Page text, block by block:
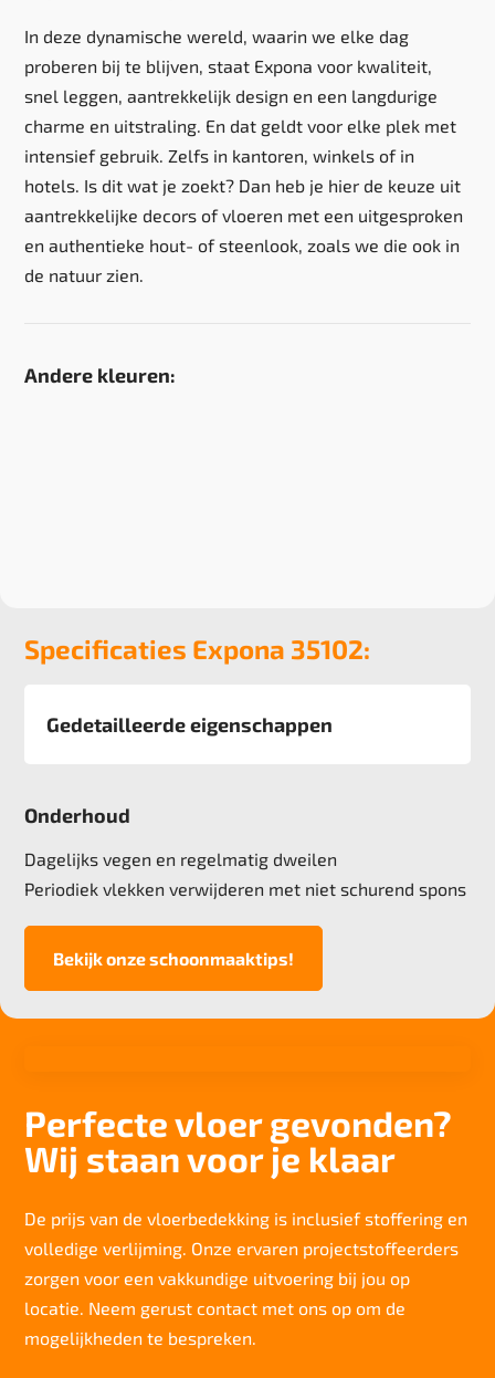
In deze dynamische wereld, waarin we elke dag
proberen bij te blijven, staat Expona voor kwaliteit,
snel leggen, aantrekkelijk design en een langdurige
charme en uitstraling. En dat geldt voor elke plek met
intensief gebruik. Zelfs in kantoren, winkels of in
hotels. Is dit wat je zoekt? Dan heb je hier de keuze uit
aantrekkelijke decors of vloeren met een uitgesproken
en authentieke hout- of steenlook, zoals we die ook in
de natuur zien.
Andere kleuren:
Specificaties Expona 35102:
Gedetailleerde eigenschappen
Project gebruik
Onderhoud
Dagelijks vegen en regelmatig dweilen
Periodiek vlekken verwijderen met niet schurend spons
Bekijk onze schoonmaaktips!
Perfecte vloer gevonden?
Wij staan voor je klaar
De prijs van de vloerbedekking is inclusief stoffering en
volledige verlijming. Onze ervaren projectstoffeerders
zorgen voor een vakkundige uitvoering bij jou op
locatie. Neem gerust contact met ons op om de
mogelijkheden te bespreken.